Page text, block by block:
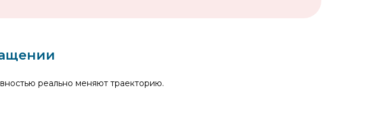
реально меняют траекторию.